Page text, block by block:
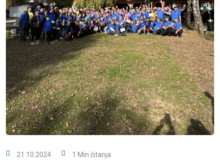
21.10.2024 1 Min čitanja